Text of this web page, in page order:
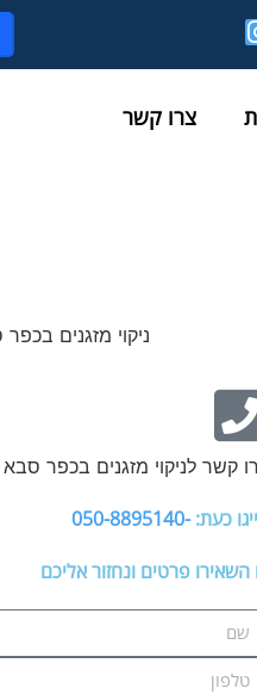
צרו קשר
קשר לניקוי מזגנים בכפר סבא
כעת:-050-8895140
השאירו פרטים ונחזור אליכם